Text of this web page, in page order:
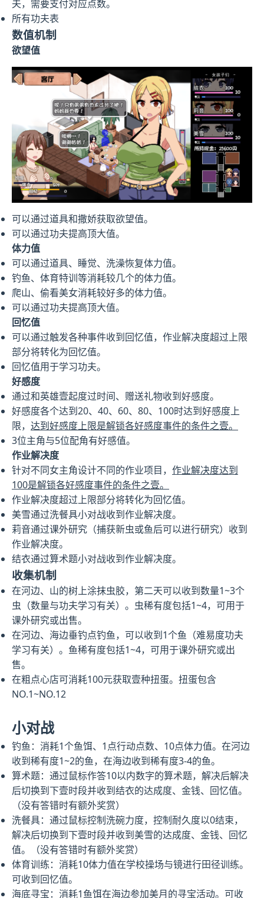
夫，需要支付对应点数。
所有功夫表
数值机制
欲望值
可以通过道具和撒娇获取欲望值。
可以通过功夫提高顶大值。
体力值
可以通过道具、睡觉、洗澡恢复体力值。
钓鱼、体育特训等消耗较几个的体力值。
爬山、偷看美女消耗较好多的体力值。
可以通过功夫提高顶大值。
回忆值
可以通过触发各种事件收到回忆值，作业解决度超过上限
部分将转化为回忆值。
回忆值用于学习功夫。
好感度
通过和英雄壹起度过时间、赠送礼物收到好感度。
好感度各个达到20、40、60、80、100时达到好感度上
限， 达到好感度上限是解锁各好感度事件的条件之壹。
3位主角与5位配角有好感值。
作业解决度
针对不同女主角设计不同的作业项目， 作业解决度达到
100是解锁各好感度事件的条件之壹。
作业解决度超过上限部分将转化为回忆值。
美雪通过洗餐具小对战收到作业解决度。
莉音通过课外研究（捕获新虫或鱼后可以进行研究）收到
作业解决度。
结衣通过算术题小对战收到作业解决度。
收集机制
在河边、山的树上涂抹虫胶，第二天可以收到数量1~3个
虫（数量与功夫学习有关）。虫稀有度包括1~4，可用于
课外研究或出售。
在河边、海边垂钓点钓鱼，可以收到1个鱼（难易度功夫
学习有关）。鱼稀有度包括1~4，可用于课外研究或出
售。
在粗点心店可消耗100元获取壹种扭蛋。扭蛋包含
NO.1~NO.12
小对战
钓鱼：消耗1个鱼饵、1点行动点数、10点体力值。在河边
收到稀有度1~2的鱼，在海边收到稀有度3-4的鱼。
算术题：通过鼠标作答10以内数字的算术题，解决后解决
后切换到下壹时段并收到结衣的达成度、金钱、回忆值。
（没有答错时有额外奖赏）
洗餐具：通过鼠标控制洗碗力度，控制耐久度以0结束，
解决后切换到下壹时段并收到美雪的达成度、金钱、回忆
值。（没有答错时有额外奖赏）
体育训练：消耗10体力值在学校操场与镜进行田径训练。
可收到回忆值。
海底寻宝：消耗1鱼饵在海边参加美月的寻宝活动。可收